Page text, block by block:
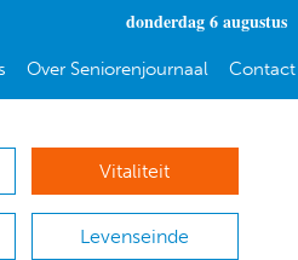
donderdag 6 augustus
Over Seniorenjournaal Contact
Vitaliteit
Levenseinde